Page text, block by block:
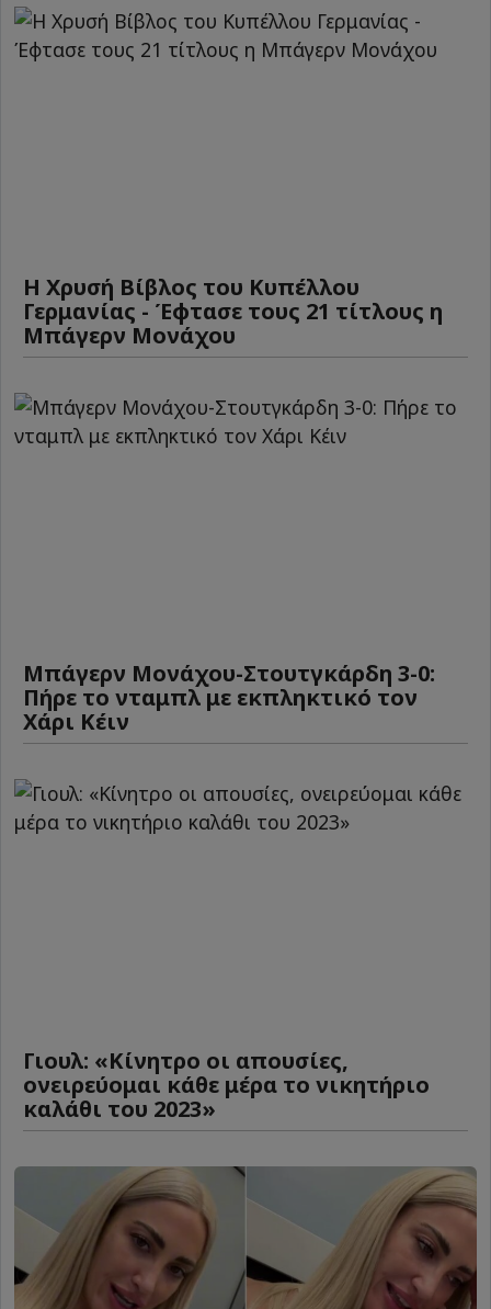
Η Χρυσή Βίβλος του Κυπέλλου
Γερμανίας - Έφτασε τους 21 τίτλους η
Μπάγερν Μονάχου
Μπάγερν Μονάχου-Στουτγκάρδη 3-0:
Πήρε το νταμπλ με εκπληκτικό τον
Χάρι Κέιν
Γιουλ: «Κίνητρο οι απουσίες,
ονειρεύομαι κάθε μέρα το νικητήριο
καλάθι του 2023»